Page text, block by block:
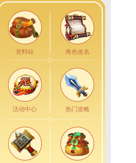
资料站 角色改名
活动中心 热门攻略